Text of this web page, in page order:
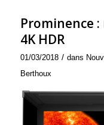
Prominence
4K HDR
01/03/2018 / dans
Berthoux